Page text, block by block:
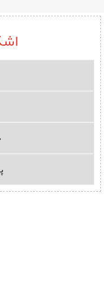
اشکال یابی جوملا